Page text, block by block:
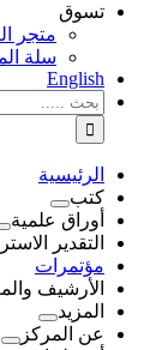
تسوق
متجر
سلة
English
نتائج
البحث
بالنسبة
الي
:
الرئيسية
كتب
أوراق علمية
التقدير
مؤتمرات
الأرشيف
المزيد
عن المركز